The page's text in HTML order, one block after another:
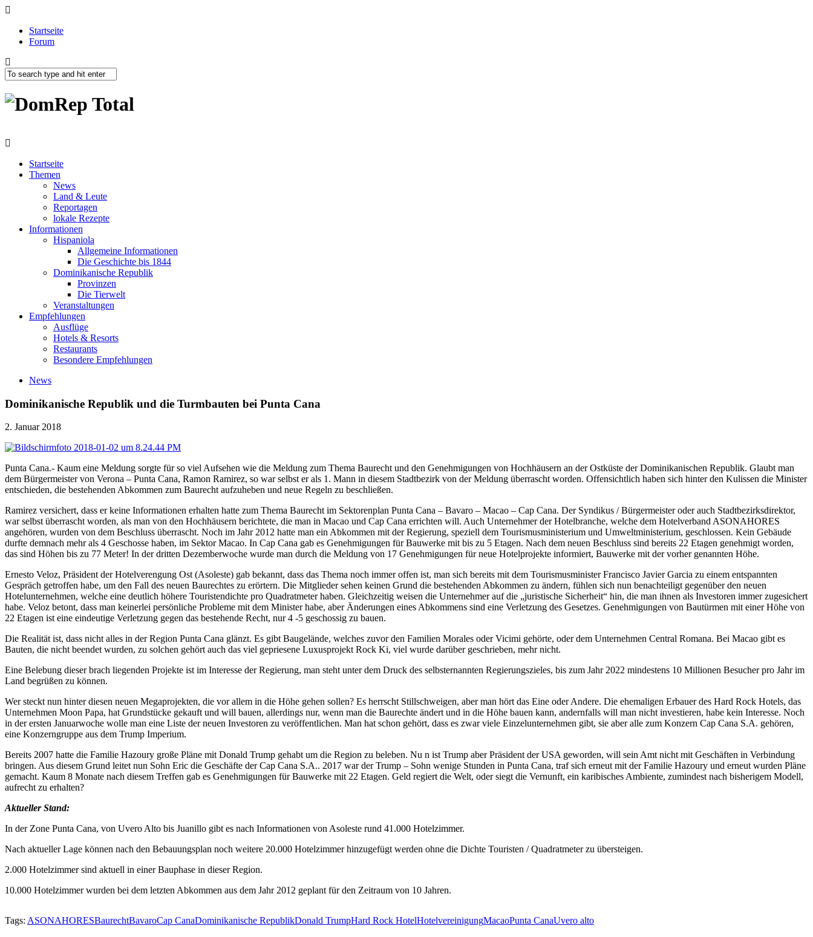
Startseite
Forum
Startseite
Themen
News
Land & Leute
Reportagen
lokale Rezepte
Informationen
Hispaniola
Allgemeine Informationen
Die Geschichte bis 1844
Dominikanische Republik
Provinzen
Die Tierwelt
Veranstaltungen
Empfehlungen
Ausflüge
Hotels & Resorts
Restaurants
Besondere Empfehlungen
News
Dominikanische Republik und die Turmbauten bei Punta Cana
2. Januar 2018
Punta Cana.- Kaum eine Meldung sorgte für so viel Aufsehen wie die Meldung zum Thema Baurecht und den Genehmigungen von Hochhäusern an der Ostküste der Dominikanischen Republik. Glaubt man
dem Bürgermeister von Verona – Punta Cana, Ramon Ramirez, so war selbst er als 1. Mann in diesem Stadtbezirk von der Meldung überrascht worden. Offensichtlich haben sich hinter den Kulissen die Minister
entschieden, die bestehenden Abkommen zum Baurecht aufzuheben und neue Regeln zu beschließen.
Ramirez versichert, dass er keine Informationen erhalten hatte zum Thema Baurecht im Sektorenplan Punta Cana – Bavaro – Macao – Cap Cana. Der Syndikus / Bürgermeister oder auch Stadtbezirksdirektor,
war selbst überrascht worden, als man von den Hochhäusern berichtete, die man in Macao und Cap Cana errichten will. Auch Unternehmer der Hotelbranche, welche dem Hotelverband ASONAHORES
angehören, wurden von dem Beschluss überrascht. Noch im Jahr 2012 hatte man ein Abkommen mit der Regierung, speziell dem Tourismusministerium und Umweltministerium, geschlossen. Kein Gebäude
durfte demnach mehr als 4 Geschosse haben, im Sektor Macao. In Cap Cana gab es Genehmigungen für Bauwerke mit bis zu 5 Etagen. Nach dem neuen Beschluss sind bereits 22 Etagen genehmigt worden,
das sind Höhen bis zu 77 Meter! In der dritten Dezemberwoche wurde man durch die Meldung von 17 Genehmigungen für neue Hotelprojekte informiert, Bauwerke mit der vorher genannten Höhe.
Ernesto Veloz, Präsident der Hotelverengung Ost (Asoleste) gab bekannt, dass das Thema noch immer offen ist, man sich bereits mit dem Tourismusminister Francisco Javier Garcia zu einem entspannten
Gespräch getroffen habe, um den Fall des neuen Baurechtes zu erörtern. Die Mitglieder sehen keinen Grund die bestehenden Abkommen zu ändern, fühlen sich nun benachteiligt gegenüber den neuen
Hotelunternehmen, welche eine deutlich höhere Touristendichte pro Quadratmeter haben. Gleichzeitig weisen die Unternehmer auf die „juristische Sicherheit“ hin, die man ihnen als Investoren immer zugesichert
habe. Veloz betont, dass man keinerlei persönliche Probleme mit dem Minister habe, aber Änderungen eines Abkommens sind eine Verletzung des Gesetzes. Genehmigungen von Bautürmen mit einer Höhe von
22 Etagen ist eine eindeutige Verletzung gegen das bestehende Recht, nur 4 -5 geschossig zu bauen.
Die Realität ist, dass nicht alles in der Region Punta Cana glänzt. Es gibt Baugelände, welches zuvor den Familien Morales oder Vicimi gehörte, oder dem Unternehmen Central Romana. Bei Macao gibt es
Bauten, die nicht beendet wurden, zu solchen gehört auch das viel gepriesene Luxusprojekt Rock Ki, viel wurde darüber geschrieben, mehr nicht.
Eine Belebung dieser brach liegenden Projekte ist im Interesse der Regierung, man steht unter dem Druck des selbsternannten Regierungszieles, bis zum Jahr 2022 mindestens 10 Millionen Besucher pro Jahr im
Land begrüßen zu können.
Wer steckt nun hinter diesen neuen Megaprojekten, die vor allem in die Höhe gehen sollen? Es herrscht Stillschweigen, aber man hört das Eine oder Andere. Die ehemaligen Erbauer des Hard Rock Hotels, das
Unternehmen Moon Papa, hat Grundstücke gekauft und will bauen, allerdings nur, wenn man die Baurechte ändert und in die Höhe bauen kann, andernfalls will man nicht investieren, habe kein Interesse. Noch
in der ersten Januarwoche wolle man eine Liste der neuen Investoren zu veröffentlichen. Man hat schon gehört, dass es zwar viele Einzelunternehmen gibt, sie aber alle zum Konzern Cap Cana S.A. gehören,
eine Konzerngruppe aus dem Trump Imperium.
Bereits 2007 hatte die Familie Hazoury große Pläne mit Donald Trump gehabt um die Region zu beleben. Nu n ist Trump aber Präsident der USA geworden, will sein Amt nicht mit Geschäften in Verbindung
bringen. Aus diesem Grund leitet nun Sohn Eric die Geschäfte der Cap Cana S.A.. 2017 war der Trump – Sohn wenige Stunden in Punta Cana, traf sich erneut mit der Familie Hazoury und erneut wurden Pläne
gemacht. Kaum 8 Monate nach diesem Treffen gab es Genehmigungen für Bauwerke mit 22 Etagen. Geld regiert die Welt, oder siegt die Vernunft, ein karibisches Ambiente, zumindest nach bisherigem Modell,
aufrecht zu erhalten?
Aktueller Stand:
In der Zone Punta Cana, von Uvero Alto bis Juanillo gibt es nach Informationen von Asoleste rund 41.000 Hotelzimmer.
Nach aktueller Lage können nach den Bebauungsplan noch weitere 20.000 Hotelzimmer hinzugefügt werden ohne die Dichte Touristen / Quadratmeter zu übersteigen.
2.000 Hotelzimmer sind aktuell in einer Bauphase in dieser Region.
10.000 Hotelzimmer wurden bei dem letzten Abkommen aus dem Jahr 2012 geplant für den Zeitraum von 10 Jahren.
Tags: ASONAHORESBaurechtBavaroCap CanaDominikanische RepublikDonald TrumpHard Rock HotelHotelvereinigungMacaoPunta CanaUvero alto